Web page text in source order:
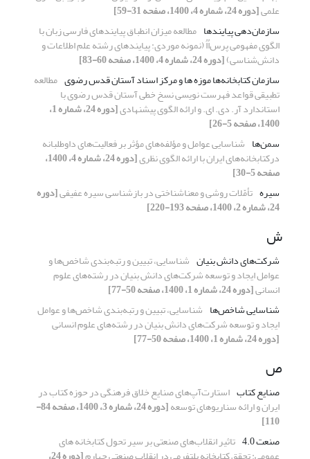
علمی[دوره 24، شماره 4، 1400، صفحه 31-59]
سازمان‌دهی پیایندها مطالعه میزان انطباق پیایندهای فارسی زبان با
الگوی مفهومی پرس‌اُاُ (نمونه موردی: پیایندهای رشته علم اطلاعات و
دانش‌شناسی)[دوره 24، شماره 4، 1400، صفحه 60-83]
سازمان کتابخانه‌ها موزه ها و مرکز اسناد آستان قدس رضوی مطالعه
تطبیقی قواعد فهرست نویسی نسخ خطی آستان قدس رضوی با
استاندارد آر. دی. ای. و ارائه الگوی پیشنهادی [دوره 24، شماره 1،
1400، صفحه 5-26]
سمن‌ها شناسایی عوامل و مؤلفه‌های مؤثر بر فعالیت‌های داوطلبانه
درکتابخانه‌های ایران با ارائه الگوی نظری [دوره 24، شماره 4، 1400،
صفحه 5-30]
سیره تأمّلات روشی و معناشناختی در بازشناسی سیره عفیفی[دوره
24، شماره 2، 1400، صفحه 193-220]
ش
شرکت‌های دانش بنیان شناسایی، تبیین و رتبه‌بندی شاخص‌ها و
عوامل ایجاد و توسعه شرکت‌های دانش بنیان در رشته‌های علوم
انسانی[دوره 24، شماره 1، 1400، صفحه 50-77]
شناسایی شاخص‌ها شناسایی، تبیین و رتبه‌بندی شاخص‌ها و عوامل
ایجاد و توسعه شرکت‌های دانش بنیان در رشته‌های علوم انسانی
[دوره 24، شماره 1، 1400، صفحه 50-77]
ص
صنایع کتاب استارت‌آپ‌های صنایع خلاق فرهنگی در حوزه کتاب در
ایران و ارائه سناریوهای توسعه [دوره 24، شماره 3، 1400، صفحه 84-
110]
صنعت 4.0
تاثیر انقلاب‌های صنعتی بر سیر تحول کتابخانه های